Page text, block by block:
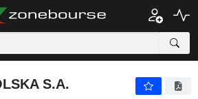
S.A.
S.A.